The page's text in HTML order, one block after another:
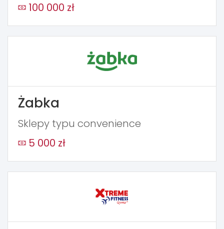
100 000 zł
Żabka
Sklepy typu convenience
5 000 zł